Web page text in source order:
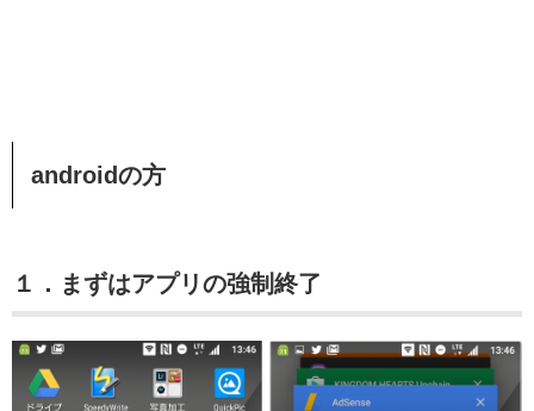
androidの方
１．まずはアプリの強制終了